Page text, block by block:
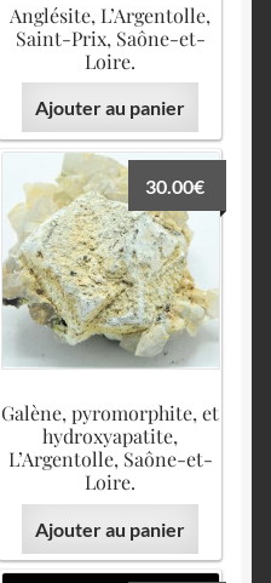
Anglésite, L’Argentolle,
Saint-Prix, Saône-et-
Loire.
Ajouter au panier
Galène, pyromorphite, et
hydroxyapatite,
L’Argentolle, Saône-et-
Loire.
30.00€
Ajouter au panier